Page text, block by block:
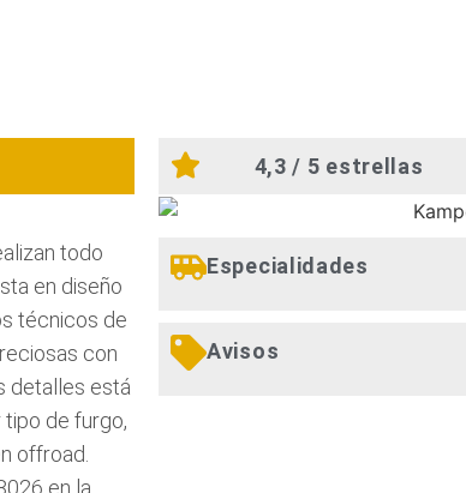
todo
en diseño
técnicos de
con
detalles está
tipo de furgo,
offroad.
en la
4,3 / 5 estrellas
Especialidades
Avisos